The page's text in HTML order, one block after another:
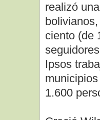
realizó
ciento (de
Ipsos
1.600